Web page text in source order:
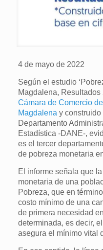
4 de mayo de 2022
Según el estudio
Magdalena, Resultados
Cámara de Comercio
Magdalena y construido
Departamento
Estadística -DANE-,
es el tercer
de pobreza monetaria
El informe señala que
monetaria de una
Pobreza, que en
costo mínimo de una
de primera necesidad
determinada, es decir,
asegura el mínimo vital